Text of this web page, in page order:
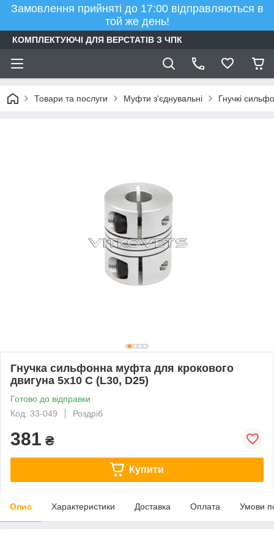
Замовлення прийняті до 17:00 відправляються в
той же день!
КОМПЛЕКТУЮЧІ ДЛЯ ВЕРСТАТІВ З ЧПК
Товари та послуги Муфти з'єднувальні Гнучкі
Гнучка сильфонна муфта для крокового
двигуна 5х10 С (L30, D25)
Готово до відправки
Код: 33-049
Роздріб
381 ₴
Купити
Опис Характеристики Доставка Оплата Умови